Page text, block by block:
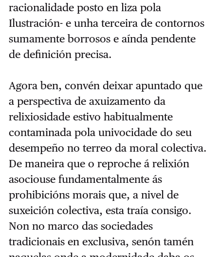
racionalidade posto en liza pola
Ilustración- e unha terceira de contornos
sumamente borrosos e aínda pendente
de definición precisa.
Agora ben, convén deixar apuntado que
a perspectiva de axuizamento da
relixiosidade estivo habitualmente
contaminada pola univocidade do seu
desempeño no terreo da moral colectiva.
De maneira que o reproche á relixión
asociouse fundamentalmente ás
prohibicións morais que, a nivel de
suxeición colectiva, esta traía consigo.
Non no marco das sociedades
tradicionais en exclusiva, senón tamén